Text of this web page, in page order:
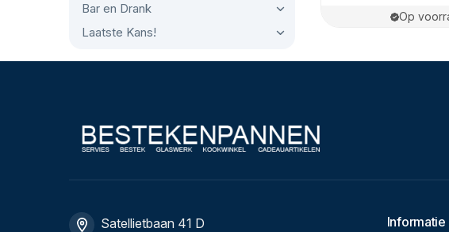
Bar en Drank
Laatste Kans!
Op
Satellietbaan 41 D
Informatie